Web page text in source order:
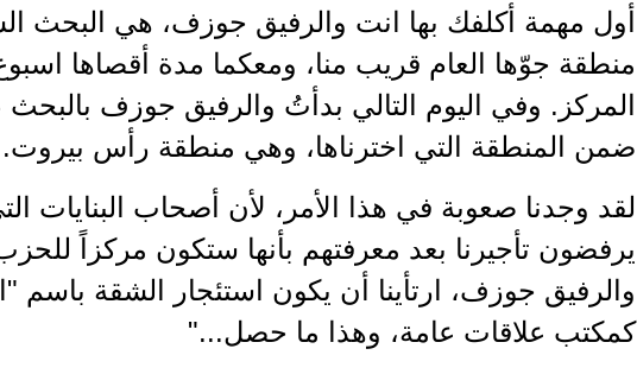
أول مهمة أكلفك بها انت والرفيق جوزف، هي البحث
منطقة جوّها العام قريب منا، ومعكما مدة أقصاها
المركز. وفي اليوم التالي بدأتُ والرفيق جوزف
ضمن المنطقة التي اخترناها، وهي منطقة رأس بيروت.
لقد وجدنا صعوبة في هذا الأمر، لأن أصحاب البنايات
يرفضون تأجيرنا بعد معرفتهم بأنها ستكون مركزاً
والرفيق جوزف، ارتأينا أن يكون استئجار الشقة باسم
كمكتب علاقات عامة، وهذا ما حصل..."